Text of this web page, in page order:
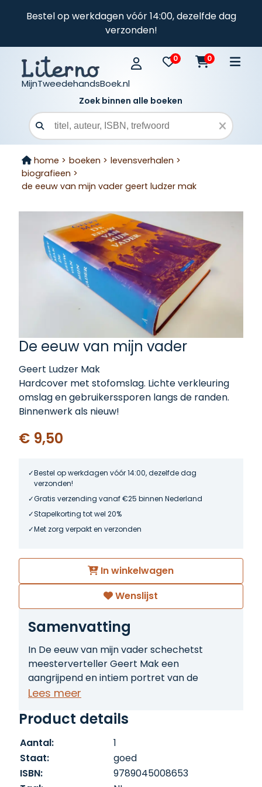
Bestel op werkdagen vóór 14:00, dezelfde dag
verzonden!
MijnTweedehandsBoek.nl
0 0
Zoek binnen alle boeken
Zoekveld
home > boeken > levensverhalen >
biografieen >
de eeuw van mijn vader geert ludzer mak
De eeuw van mijn vader
Geert Ludzer Mak
Hardcover met stofomslag. Lichte verkleuring
omslag en gebruikerssporen langs de randen.
Binnenwerk als nieuw!
€ 9,50
Bestel op werkdagen vóór 14:00, dezelfde dag
verzonden!
Gratis verzending vanaf €25 binnen Nederland
Stapelkorting tot wel 20%
Met zorg verpakt en verzonden
In winkelwagen
Wenslijst
Samenvatting
In De eeuw van mijn vader schechetst
meesterverteller Geert Mak een
aangrijpend en intiem portret van de
twintigste eeuw door de lens van zijn eigen
zijn vader, de gereformeerde predikant
indrukwekkende biografie die de grote
wereldgeschiedenis tastbaar maakt in de
huiskamer. Aan de hand van bewaarde
Lees meer
Product details
Aantal:
1
Staat:
goed
ISBN:
9789045008653